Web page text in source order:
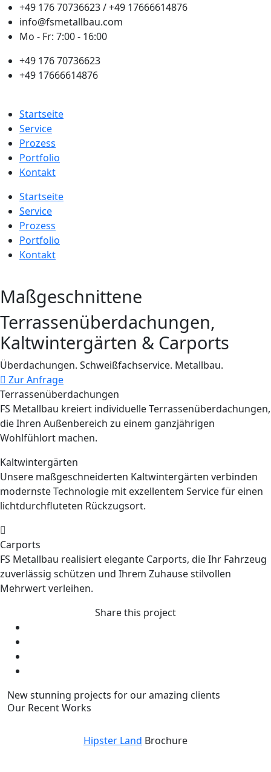
+49 176 70736623 / +49 17666614876
info@fsmetallbau.com
Mo - Fr: 7:00 - 16:00
+49 176 70736623
+49 17666614876
Startseite
Service
Prozess
Portfolio
Kontakt
Startseite
Service
Prozess
Portfolio
Kontakt
Maßgeschnittene
Terrassenüberdachungen,
Kaltwintergärten & Carports
Überdachungen. Schweißfachservice. Metallbau.
Zur Anfrage
Terrassenüberdachungen
FS Metallbau kreiert individuelle Terrassenüberdachungen,
die Ihren Außenbereich zu einem ganzjährigen
Wohlfühlort machen.
Kaltwintergärten
Unsere maßgeschneiderten Kaltwintergärten verbinden
modernste Technologie mit exzellentem Service für einen
lichtdurchfluteten Rückzugsort.
Carports
FS Metallbau realisiert elegante Carports, die Ihr Fahrzeug
zuverlässig schützen und Ihrem Zuhause stilvollen
Mehrwert verleihen.
Share this project
New stunning projects for our amazing clients
Our Recent Works
Hipster Land Brochure